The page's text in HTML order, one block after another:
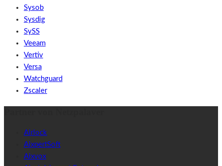
Sysob
Sysdig
SySS
Veeam
Vertiv
Versa
Watchguard
Zscaler
Airlock
AixpertSoft
Aixvox